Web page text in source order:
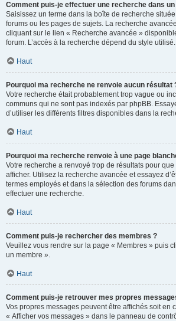
Comment puis-je effectuer une recherche dans
Saisissez un terme dans la boîte de recherche
forums ou les pages de sujets. La recherche
cliquant sur le lien « Recherche avancée »
forum. L’accès à la recherche dépend du style utilisé.
Haut
Pourquoi ma recherche ne renvoie aucun résultat
Votre recherche était probablement trop vague ou
communs qui ne sont pas indexés par phpBB.
d’utiliser les différents filtres disponibles dans la
Haut
Pourquoi ma recherche renvoie à une page
Votre recherche a renvoyé trop de résultats pour
afficher. Utilisez la recherche avancée et essayez
termes employés et dans la sélection des forums
effectuer une recherche.
Haut
Comment puis-je rechercher des membres ?
Veuillez vous rendre sur la page « Membres » puis
un membre ».
Haut
Comment puis-je retrouver mes propres
Vos propres messages peuvent être affichés soit en
« Afficher vos messages » dans le panneau de